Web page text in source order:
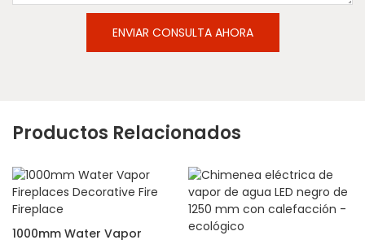
ENVIAR CONSULTA AHORA
Productos Relacionados
1000mm Water Vapor